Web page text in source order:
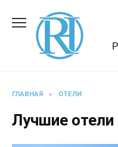
содержанию
ГЛАВНАЯ » ОТЕЛИ
Лучшие